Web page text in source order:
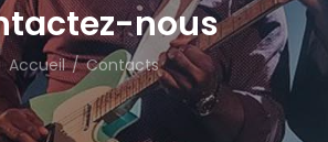
nous
Accueil / Contacts